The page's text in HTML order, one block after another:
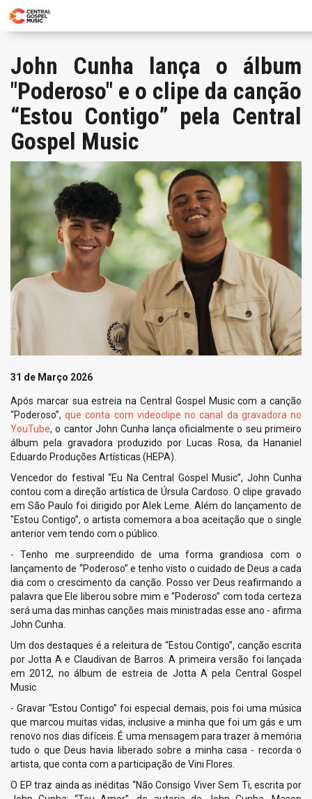
John Cunha lança o álbum
"Poderoso" e o clipe da canção
“Estou Contigo” pela Central
Gospel Music
31 de Março 2026
Após marcar sua estreia na Central Gospel Music com a canção
“Poderoso”,que conta com videoclipe no canal da gravadora no
YouTube, o cantor John Cunha lança oficialmente o seu primeiro
álbum pela gravadora produzido por Lucas Rosa, da Hananiel
Eduardo Produções Artísticas (HEPA).
Vencedor do festival “Eu Na Central Gospel Music”, John Cunha
contou com a direção artística de Úrsula Cardoso. O clipe gravado
em São Paulo foi dirigido por Alek Leme. Além do lançamento de
"Estou Contigo”, o artista comemora a boa aceitação que o single
anterior vem tendo com o público.
- Tenho me surpreendido de uma forma grandiosa com o
lançamento de “Poderoso” e tenho visto o cuidado de Deus a cada
dia com o crescimento da canção. Posso ver Deus reafirmando a
palavra que Ele liberou sobre mim e “Poderoso” com toda certeza
será uma das minhas canções mais ministradas esse ano - afirma
John Cunha.
Um dos destaques é a releitura de “Estou Contigo”, canção escrita
por Jotta A e Claudivan de Barros. A primeira versão foi lançada
em 2012, no álbum de estreia de Jotta A pela Central Gospel
Music.
- Gravar “Estou Contigo” foi especial demais, pois foi uma música
que marcou muitas vidas, inclusive a minha que foi um gás e um
renovo nos dias difíceis. É uma mensagem para trazer à memória
tudo o que Deus havia liberado sobre a minha casa - recorda o
artista, que conta com a participação de Vini Flores.
O EP traz ainda as inéditas “Não Consigo Viver Sem Ti, escrita por